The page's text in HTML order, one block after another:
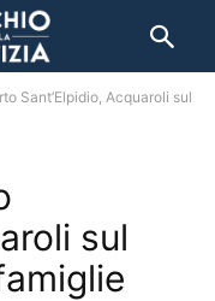
Sant’Elpidio, Acquaroli sul
sul